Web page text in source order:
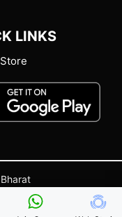
LINKS
Terms and Conditions